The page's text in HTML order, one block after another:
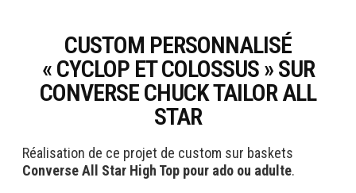
CUSTOM PERSONNALISÉ
« CYCLOP ET COLOSSUS » SUR
CONVERSE CHUCK TAILOR ALL
STAR
Réalisation de ce projet de custom sur baskets
Converse All Star High Top pour ado ou adulte.